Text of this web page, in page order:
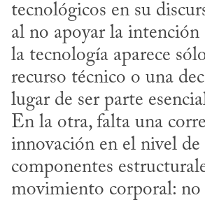
tecnológicos en su
al no apoyar la intención
la tecnología aparece
recurso técnico o una
lugar de ser parte
En la otra, falta una
innovación en el nivel de
componentes
movimiento corporal: no